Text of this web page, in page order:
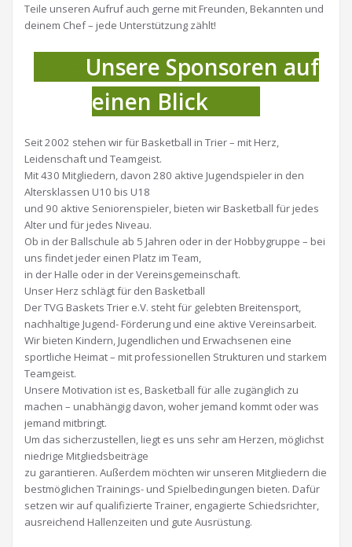
Teile unseren Aufruf auch gerne mit Freunden, Bekannten und
deinem Chef – jede Unterstützung zählt!
Unsere Sponsoren auf
einen Blick
Seit 2002 stehen wir für Basketball in Trier – mit Herz,
Leidenschaft und Teamgeist.
Mit 430 Mitgliedern, davon 280 aktive Jugendspieler in den
Altersklassen U10 bis U18
und 90 aktive Seniorenspieler, bieten wir Basketball für jedes
Alter und für jedes Niveau.
Ob in der Ballschule ab 5 Jahren oder in der Hobbygruppe – bei
uns findet jeder einen Platz im Team,
in der Halle oder in der Vereinsgemeinschaft.
Unser Herz schlägt für den Basketball
Der TVG Baskets Trier e.V. steht für gelebten Breitensport,
nachhaltige Jugend- Förderung und eine aktive Vereinsarbeit.
Wir bieten Kindern, Jugendlichen und Erwachsenen eine
sportliche Heimat – mit professionellen Strukturen und starkem
Teamgeist.
Unsere Motivation ist es, Basketball für alle zugänglich zu
machen – unabhängig davon, woher jemand kommt oder was
jemand mitbringt.
Um das sicherzustellen, liegt es uns sehr am Herzen, möglichst
niedrige Mitgliedsbeiträge
zu garantieren. Außerdem möchten wir unseren Mitgliedern die
bestmöglichen Trainings- und Spielbedingungen bieten. Dafür
setzen wir auf qualifizierte Trainer, engagierte Schiedsrichter,
ausreichend Hallenzeiten und gute Ausrüstung.